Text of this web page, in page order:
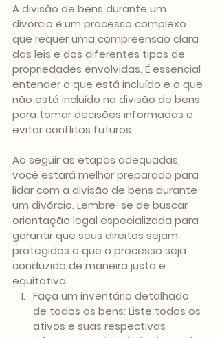
A divisão de bens durante um
divórcio é um processo complexo
que requer uma compreensão clara
das leis e dos diferentes tipos de
propriedades envolvidas. É essencial
entender o que está incluído e o que
não está incluído na divisão de bens
para tomar decisões informadas e
evitar conflitos futuros.
Ao seguir as etapas adequadas,
você estará melhor preparado para
lidar com a divisão de bens durante
um divórcio. Lembre-se de buscar
orientação legal especializada para
garantir que seus direitos sejam
protegidos e que o processo seja
conduzido de maneira justa e
equitativa.
Faça um inventário detalhado
de todos os bens: Liste todos os
ativos e suas respectivas